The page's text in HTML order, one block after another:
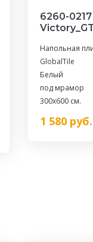
6260-
Напольная
GlobalTile
Белый
под мрамор
300x600 см.
1 580руб.